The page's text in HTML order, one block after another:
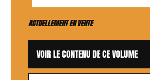
ACTUELLEMENT EN VENTE
VOIR LE CONTENU DE CE VOLUME